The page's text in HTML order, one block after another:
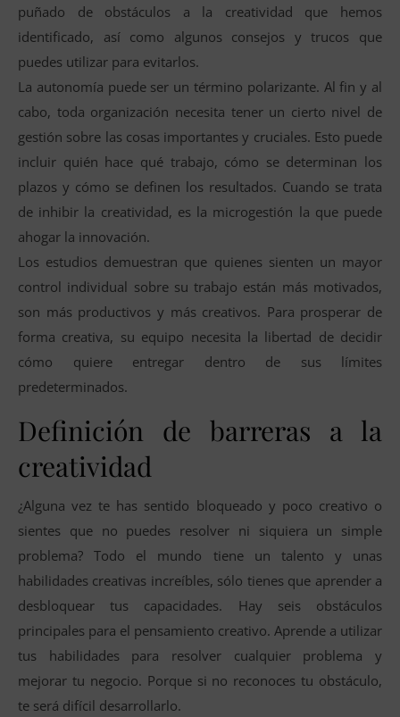
puñado de obstáculos a la creatividad que hemos
identificado, así como algunos consejos y trucos que
puedes utilizar para evitarlos.
La autonomía puede ser un término polarizante. Al fin y al
cabo, toda organización necesita tener un cierto nivel de
gestión sobre las cosas importantes y cruciales. Esto puede
incluir quién hace qué trabajo, cómo se determinan los
plazos y cómo se definen los resultados. Cuando se trata
de inhibir la creatividad, es la microgestión la que puede
ahogar la innovación.
Los estudios demuestran que quienes sienten un mayor
control individual sobre su trabajo están más motivados,
son más productivos y más creativos. Para prosperar de
forma creativa, su equipo necesita la libertad de decidir
cómo quiere entregar dentro de sus límites
predeterminados.
Definición de barreras a la
creatividad
¿Alguna vez te has sentido bloqueado y poco creativo o
sientes que no puedes resolver ni siquiera un simple
problema? Todo el mundo tiene un talento y unas
habilidades creativas increíbles, sólo tienes que aprender a
desbloquear tus capacidades. Hay seis obstáculos
principales para el pensamiento creativo. Aprende a utilizar
tus habilidades para resolver cualquier problema y
mejorar tu negocio. Porque si no reconoces tu obstáculo,
te será difícil desarrollarlo.